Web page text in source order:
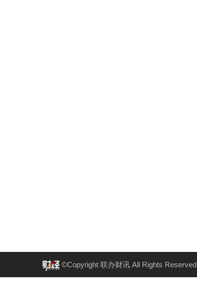
©Copyright 联办财讯 All Rights Reserved